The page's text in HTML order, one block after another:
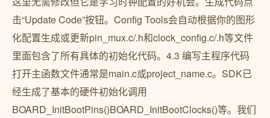
击“Update Code”按钮。Config Tools会自动根据你的图形
化配置生成或更新pin_mux.c/.h和clock_config.c/.h等文件
里面包含了所有具体的初始化代码。4.3 编写主程序代码
打开主函数文件通常是main.c或project_name.c。SDK已
经生成了基本的硬件初始化调用
BOARD_InitBootPins()BOARD_InitBootClocks()等。我们